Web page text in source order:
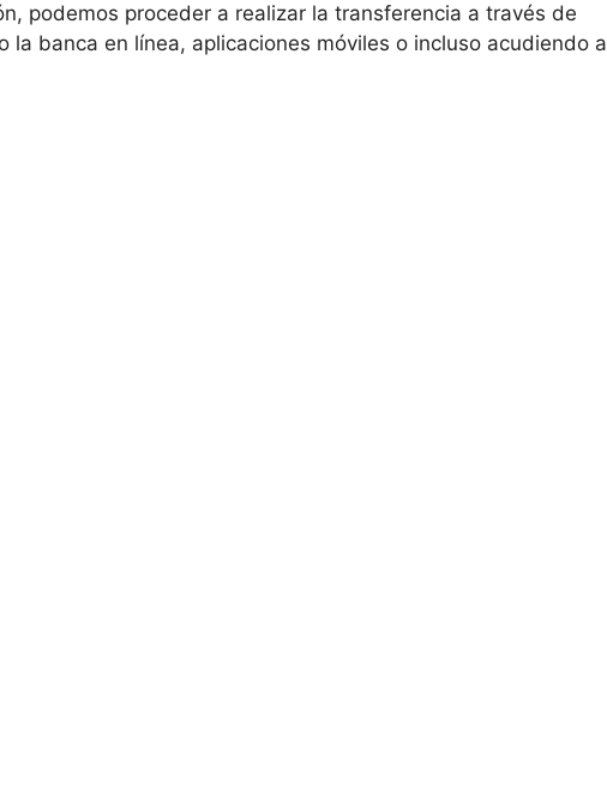
podemos proceder a realizar la transferencia a través de
la banca en línea, aplicaciones móviles o incluso acudiendo a